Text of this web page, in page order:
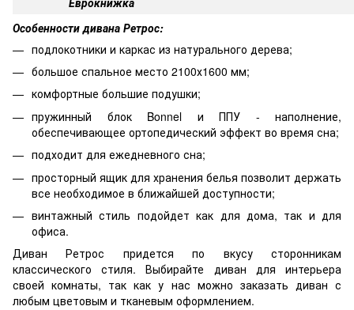
Особенности дивана Ретрос:
подлокотники и каркас из натурального дерева;
большое спальное место 2100х1600 мм;
комфортные большие подушки;
пружинный блок Bonnel и ППУ - наполнение,
обеспечивающее ортопедический эффект во время сна;
подходит для ежедневного сна;
просторный ящик для хранения белья позволит держать
все необходимое в ближайшей доступности;
винтажный стиль подойдет как для дома, так и для
офиса.
Диван Ретрос придется по вкусу сторонникам
классического стиля. Выбирайте диван для интерьера
своей комнаты, так как у нас можно заказать диван с
любым цветовым и тканевым оформлением.